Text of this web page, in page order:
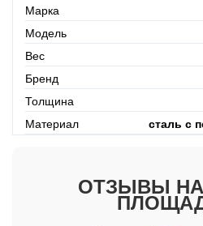
Марка
Модель
Вес
Бренд
Толщина
Материал
сталь с
ОТЗЫВЫ НА